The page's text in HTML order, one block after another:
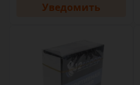
Уведомить